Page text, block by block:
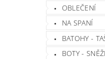
OBLEČENÍ
NA SPANÍ
BATOHY -
BOTY -